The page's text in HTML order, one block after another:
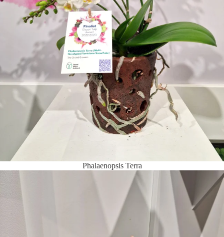
Phalaenopsis Terra